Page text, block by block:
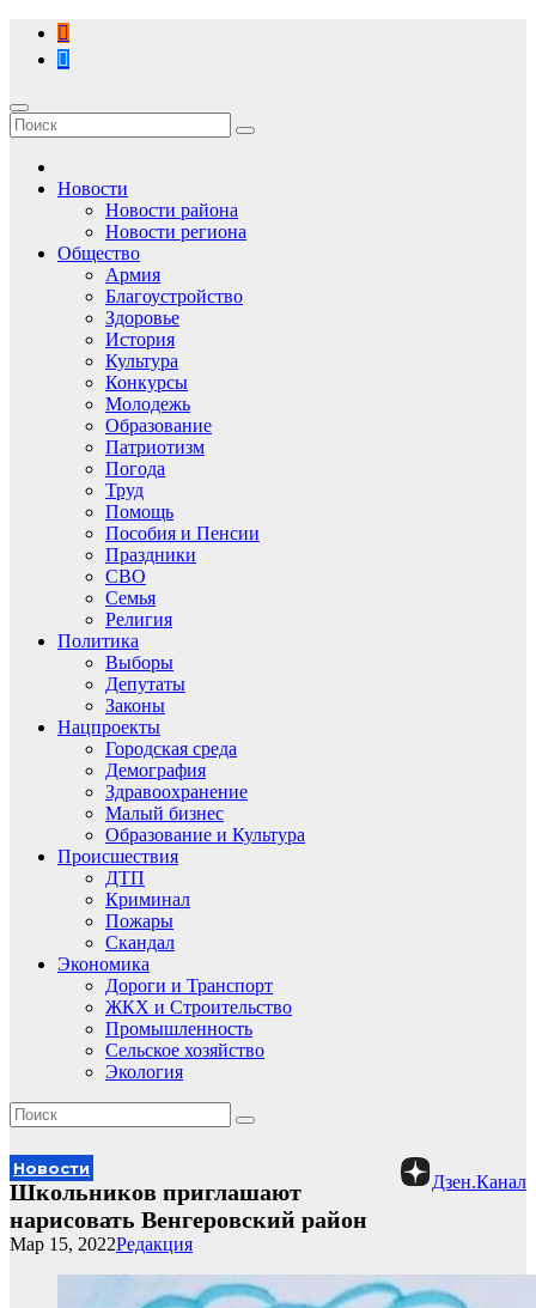
Перейти
содержимому
Новости
Новости района
Новости региона
Общество
Армия
Благоустройство
Здоровье
История
Культура
Конкурсы
Молодежь
Образование
Патриотизм
Погода
Труд
Помощь
Пособия и Пенсии
Праздники
СВО
Семья
Религия
Политика
Выборы
Депутаты
Законы
Нацпроекты
Городская среда
Демография
Здравоохранение
Малый бизнес
Образование и Культура
Происшествия
ДТП
Криминал
Пожары
Скандал
Экономика
Дороги и Транспорт
ЖКХ и Строительство
Промышленность
Сельское хозяйство
Экология
Новости
Дзен.Канал
Школьников приглашают
нарисовать Венгеровский район
Редакция
Мар 15, 2022